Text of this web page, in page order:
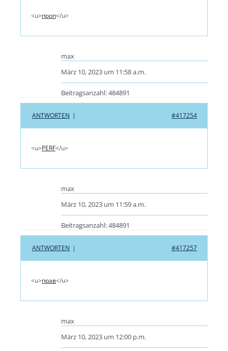
<u>проп</u>
max
März 10, 2023 um 11:58 a.m.
Beitragsanzahl: 484891
#417254
ANTWORTEN |
<u>PERF</u>
max
März 10, 2023 um 11:59 a.m.
Beitragsanzahl: 484891
#417257
ANTWORTEN |
<u>прав</u>
max
März 10, 2023 um 12:00 p.m.